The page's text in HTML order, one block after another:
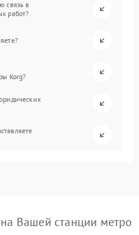
связь в
работ?
Korg?
Вашей станции метро